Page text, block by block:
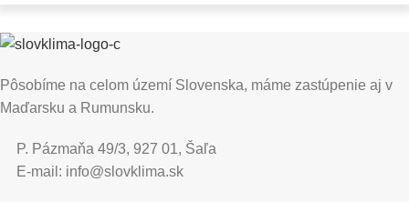
Pôsobíme na celom území Slovenska, máme zastúpenie aj v
Maďarsku a Rumunsku.
P. Pázmaňa 49/3, 927 01, Šaľa
E-mail: info@slovklima.sk